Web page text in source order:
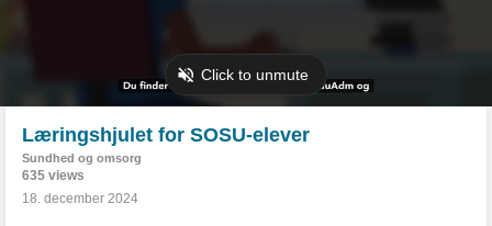
Læringshjulet for SOSU-elever
Sundhed og omsorg
635 views
18. december 2024